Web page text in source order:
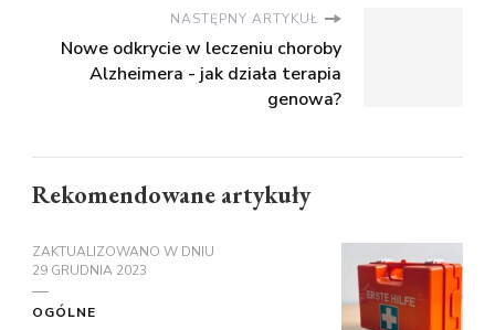
NASTĘPNY ARTYKUŁ
Nowe odkrycie w leczeniu choroby
Alzheimera - jak działa terapia
genowa?
Rekomendowane artykuły
ZAKTUALIZOWANO W DNIU
29 GRUDNIA 2023
OGÓLNE